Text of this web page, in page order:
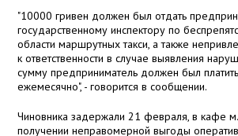
"10000 гривен должен был отдать
государственному инспектору по
области маршрутных такси, а также
к ответственности в случае выявления
сумму предприниматель должен был
ежемесячно", - говорится в сообщении.
Чиновника задержали 21 февраля, в кафе
получении неправомерной выгоды